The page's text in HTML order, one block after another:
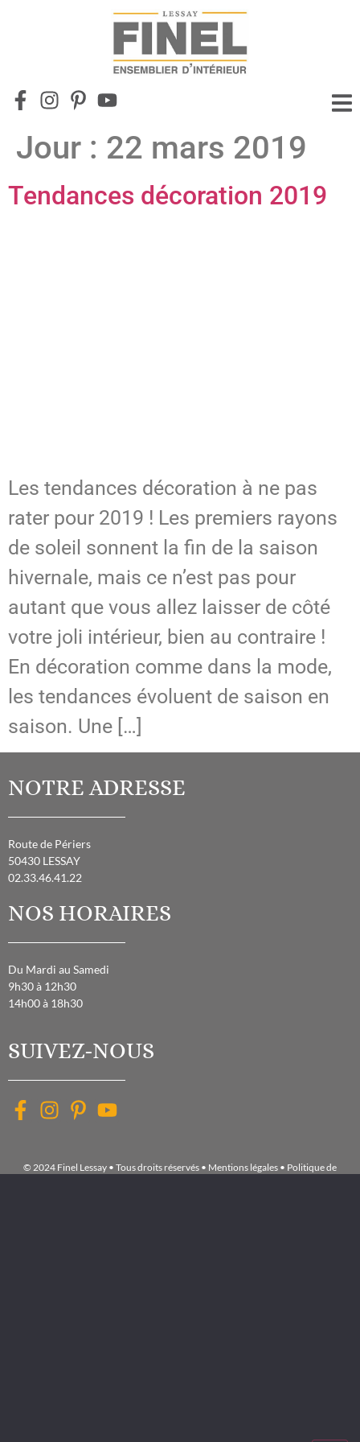
Jour : 22 mars 2019
Tendances décoration 2019
Les tendances décoration à ne pas
rater pour 2019 ! Les premiers rayons
de soleil sonnent la fin de la saison
hivernale, mais ce n’est pas pour
autant que vous allez laisser de côté
votre joli intérieur, bien au contraire !
En décoration comme dans la mode,
les tendances évoluent de saison en
saison. Une […]
NOTRE ADRESSE
Route de Périers
50430 LESSAY
02.33.46.41.22
NOS HORAIRES
Du Mardi au Samedi
9h30 à 12h30
14h00 à 18h30
SUIVEZ-NOUS
© 2024 Finel Lessay • Tous droits réservés • Mentions légales • Politique de